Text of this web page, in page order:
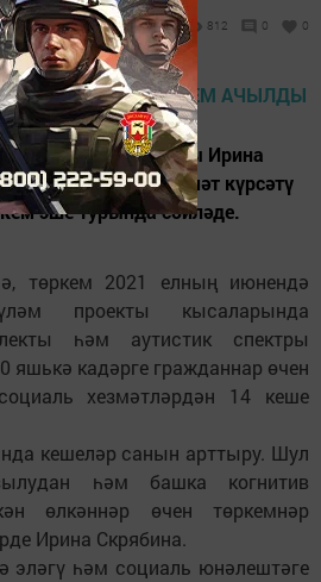
- 14:57 812 0 0
идарәсе башлыгы Ирина
социаль хезмәт күрсәтү
эше турында сөйләде.
төркем 2021 елның июнендә
проекты кысаларында
һәм аутистик спектры
яшькә кадәрге гражданнар өчен
хезмәтләрдән 14 кеше
кешеләр санын арттыру. Шул
һәм башка когнитив
өлкәннәр өчен төркемнәр
Ирина Скрябина.
эләгү һәм социаль юнәлештәге